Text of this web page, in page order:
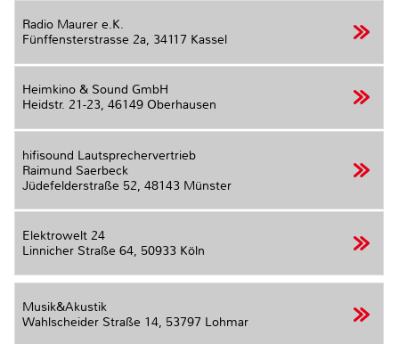
Radio Maurer e.K.
Fünffensterstrasse 2a, 34117 Kassel
Heimkino & Sound GmbH
Heidstr. 21-23, 46149 Oberhausen
hifisound Lautsprechervertrieb
Raimund Saerbeck
Jüdefelderstraße 52, 48143 Münster
Elektrowelt 24
Linnicher Straße 64, 50933 Köln
Musik&Akustik
Wahlscheider Straße 14, 53797 Lohmar